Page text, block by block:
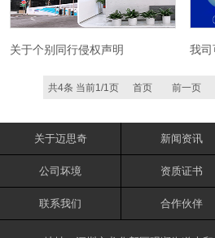
关于个别同行侵权声明
共4条 当前1/1页 首页 前一页
关于迈思奇 新闻资讯
公司坏境 资质证书
联系我们 合作伙伴